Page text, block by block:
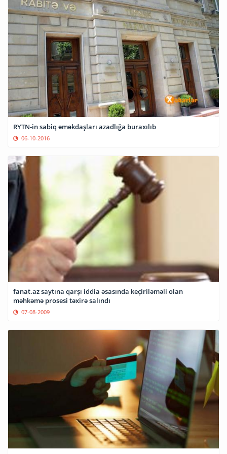
RYTN-in sabiq əməkdaşları azadlığa buraxılıb
06-10-2016
fanat.az saytına qarşı iddia əsasında keçiriləməli olan
məhkəmə prosesi təxirə salındı
07-08-2009